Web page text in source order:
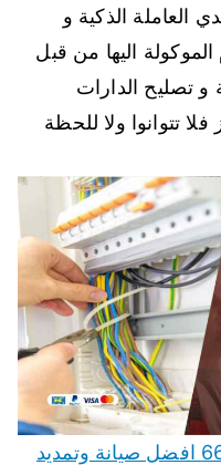
العاملة الذكية و
الموكولة اليها من قبل
تصليح الدارات
فلا تتوانوا ولا للحظة
فني تمديدات الكويت 66409555 افضل صيانة وتمديد